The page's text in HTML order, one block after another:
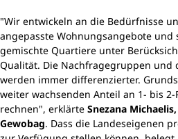
"Wir entwickeln an die Bedürfnisse
angepasste Wohnungsangebote und
gemischte Quartiere unter
Qualität. Die Nachfragegruppen und
werden immer differenzierter.
weiter wachsenden Anteil an 1- bis
rechnen", erklärte Snezana
Gewobag. Dass die Landeseigenen